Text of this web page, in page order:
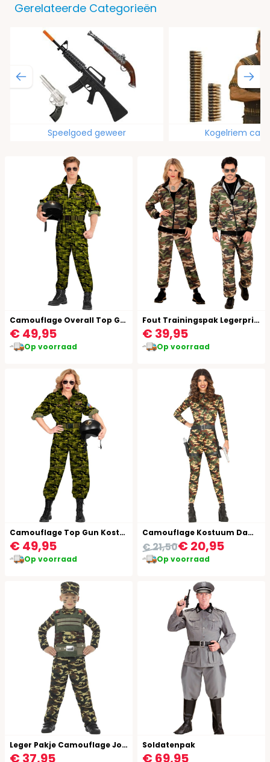
Gerelateerde Categorieën
Speelgoed geweer Kogelriem
Camouflage Overall Top Gun Mannen
€ 49,95
Op voorraad
Fout Trainingspak Legerprint
€ 39,95
Op voorraad
Camouflage Top Gun Kostuum Vrouwen
€ 49,95
Op voorraad
Camouflage Kostuum Dames Soldaat
€ 20,95
€ 21,50
Op voorraad
Leger Pakje Camouflage Jongens
€ 37,95
Soldatenpak
€ 69,95